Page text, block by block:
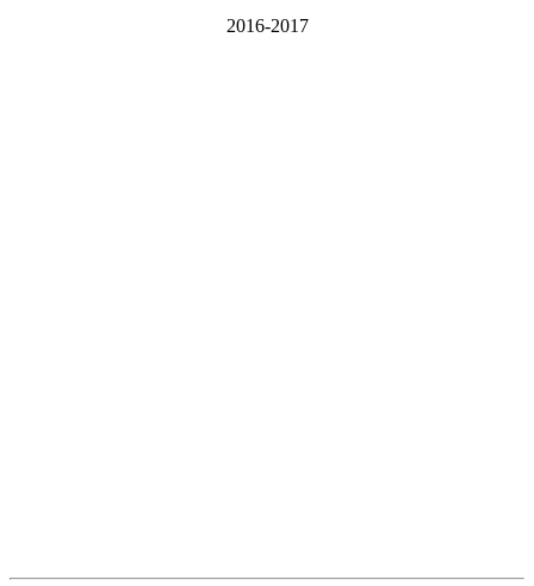
2016-2017